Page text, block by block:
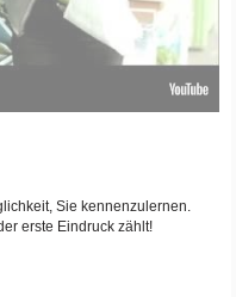
Sie kennenzulernen.
erste Eindruck zählt!